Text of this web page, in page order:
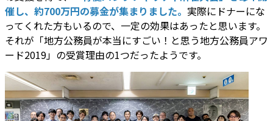
催し、約700万円の募金が集まりました。 実際にドナーにな
ってくれた方もいるので、一定の効果はあったと思います。
それが「地方公務員が本当にすごい！と思う地方公務員アワ
ード2019」の受賞理由の1つだったようです。